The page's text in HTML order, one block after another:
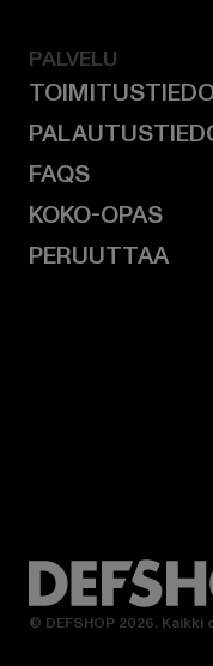
PALVELU
FAQS
KOKO-OPAS
PERUUTTAA
© DEFSHOP 2026.